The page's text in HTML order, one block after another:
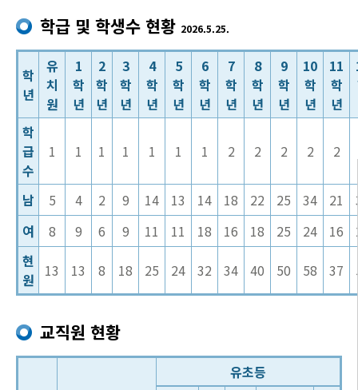
학급 및 학생수 현황 2026.5.25.
학
년
유
치
원
1
학
년
2
학
년
3
학
년
4
학
년
5
학
년
6
학
년
7
학
년
8
학
년
9
학
년
10
학
년
11
학
년
학
급
수
1 1 1 1 1 1 1 2 2 2 2 2
남 5 4 2 9 14 13 14 18 22 25 34 21
여
8 9 6 9 11 11 18 16 18 25 24 16
현
원
13 13 8 18 25 24 32 34 40 50 58 37
교직원 현황
유초등